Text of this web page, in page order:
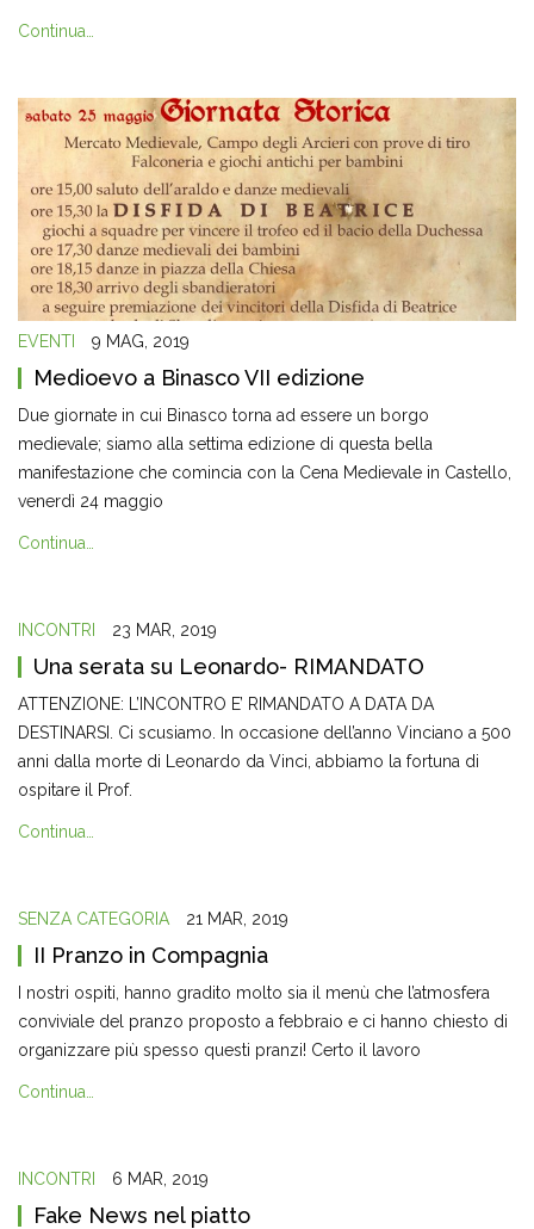
Continua…
EVENTI 9 MAG, 2019
Medioevo a Binasco VII edizione
Due giornate in cui Binasco torna ad essere un borgo
medievale; siamo alla settima edizione di questa bella
manifestazione che comincia con la Cena Medievale in Castello,
venerdì 24 maggio
Continua…
INCONTRI 23 MAR, 2019
Una serata su Leonardo- RIMANDATO
ATTENZIONE: L’INCONTRO E’ RIMANDATO A DATA DA
DESTINARSI. Ci scusiamo. In occasione dell’anno Vinciano a 500
anni dalla morte di Leonardo da Vinci, abbiamo la fortuna di
ospitare il Prof.
Continua…
SENZA CATEGORIA 21 MAR, 2019
II Pranzo in Compagnia
I nostri ospiti, hanno gradito molto sia il menù che l’atmosfera
conviviale del pranzo proposto a febbraio e ci hanno chiesto di
organizzare più spesso questi pranzi! Certo il lavoro
Continua…
INCONTRI 6 MAR, 2019
Fake News nel piatto